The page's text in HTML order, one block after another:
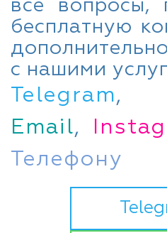
все вопросы,
бесплатную
с нашими
Telegram,
Email,
Телефону